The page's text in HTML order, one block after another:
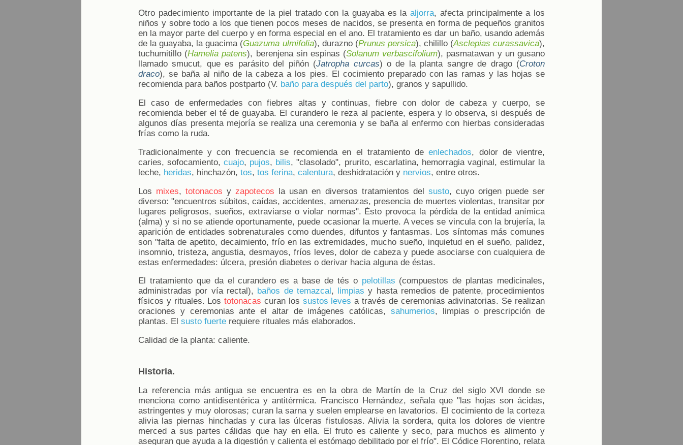
Otro padecimiento importante de la piel tratado con la guayaba es la aljorra, afecta principalmente a los
niños y sobre todo a los que tienen pocos meses de nacidos, se presenta en forma de pequeños granitos
en la mayor parte del cuerpo y en forma especial en el ano. El tratamiento es dar un baño, usando además
de la guayaba, la guacima (Guazuma ulmifolia), durazno (Prunus persica), chilillo (Asclepias curassavica),
tuchumitillo (Hamelia patens), berenjena sin espinas (Solanum verbascifolium), pasmatawan y un gusano
llamado smucut, que es parásito del piñón (Jatropha curcas) o de la planta sangre de drago (Croton
draco), se baña al niño de la cabeza a los pies. El cocimiento preparado con las ramas y las hojas se
recomienda para baños postparto (V. baño para después del parto), granos y sapullido.
El caso de enfermedades con fiebres altas y continuas, fiebre con dolor de cabeza y cuerpo, se
recomienda beber el té de guayaba. El curandero le reza al paciente, espera y lo observa, si después de
algunos días presenta mejoría se realiza una ceremonia y se baña al enfermo con hierbas consideradas
frías como la ruda.
Tradicionalmente y con frecuencia se recomienda en el tratamiento deenlechados, dolor de vientre,
caries, sofocamiento,cuajo, pujos, bilis, "clasolado", prurito, escarlatina, hemorragia vaginal, estimular la
leche, heridas, hinchazón, tos, tos ferina, calentura, deshidratación y nervios, entre otros.
Los mixes,totonacos y zapotecos la usan en diversos tratamientos del susto, cuyo origen puede ser
diverso: "encuentros súbitos, caídas, accidentes, amenazas, presencia de muertes violentas, transitar por
lugares peligrosos, sueños, extraviarse o violar normas". Ésto provoca la pérdida de la entidad anímica
(alma) y si no se atiende oportunamente, puede ocasionar la muerte. A veces se vincula con la brujería, la
aparición de entidades sobrenaturales como duendes, difuntos y fantasmas. Los síntomas más comunes
son "falta de apetito, decaimiento, frío en las extremidades, mucho sueño, inquietud en el sueño, palidez,
insomnio, tristeza, angustia, desmayos, fríos leves, dolor de cabeza y puede asociarse con cualquiera de
estas enfermedades: úlcera, presión diabetes o derivar hacia alguna de éstas.
El tratamiento que da el curandero es a base de tés o pelotillas (compuestos de plantas medicinales,
administradas por vía rectal), baños de temazcal , limpias y hasta remedios de patente, procedimientos
físicos y rituales. Lostotonacas curan los sustos leves a través de ceremonias adivinatorias. Se realizan
oraciones y ceremonias ante el altar de imágenes católicas, sahumerios, limpias o prescripción de
plantas. El susto fuerte requiere rituales más elaborados.
Calidad de la planta: caliente.
Historia.
La referencia más antigua se encuentra es en la obra de Martín de la Cruz del siglo XVI donde se
menciona como antidisentérica y antitérmica. Francisco Hernández, señala que "las hojas son ácidas,
astringentes y muy olorosas; curan la sarna y suelen emplearse en lavatorios. El cocimiento de la corteza
alivia las piernas hinchadas y cura las úlceras fistulosas. Alivia la sordera, quita los dolores de vientre
merced a sus partes cálidas que hay en ella. El fruto es caliente y seco, para muchos es alimento y
aseguran que ayuda a la digestión y calienta el estómago debilitado por el frío". El Códice Florentino, relata